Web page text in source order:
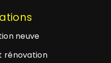
neuve
rénovation